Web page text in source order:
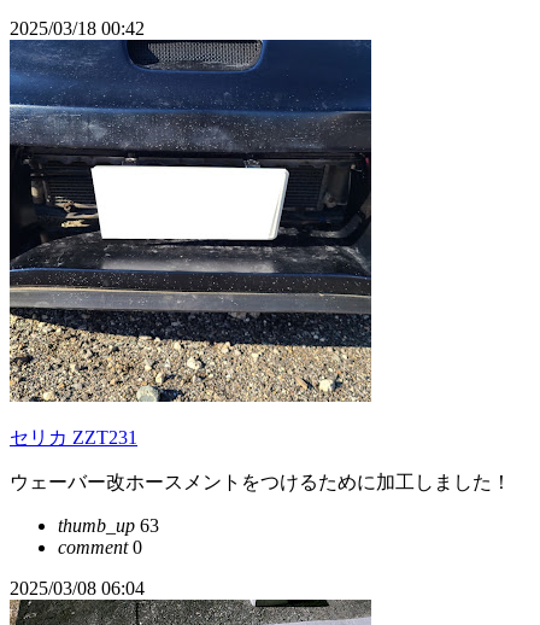
2025/03/18 00:42
セリカ ZZT231
ウェーバー改ホースメントをつけるために加工しました！
thumb_up 63
comment0
2025/03/08 06:04